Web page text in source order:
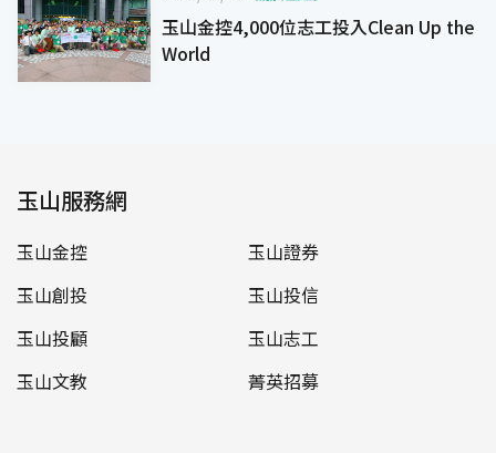
玉山金控4,000位志工投入Clean Up the
World
玉山服務網
玉山金控
玉山證券
玉山創投
玉山投信
玉山投顧
玉山志工
玉山文教
菁英招募